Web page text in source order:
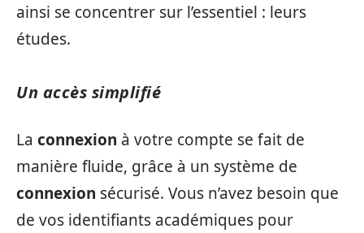
ainsi se concentrer sur l’essentiel : leurs
études.
Un accès simplifié
La connexion à votre compte se fait de
manière fluide, grâce à un système de
connexion sécurisé. Vous n’avez besoin que
de vos identifiants académiques pour